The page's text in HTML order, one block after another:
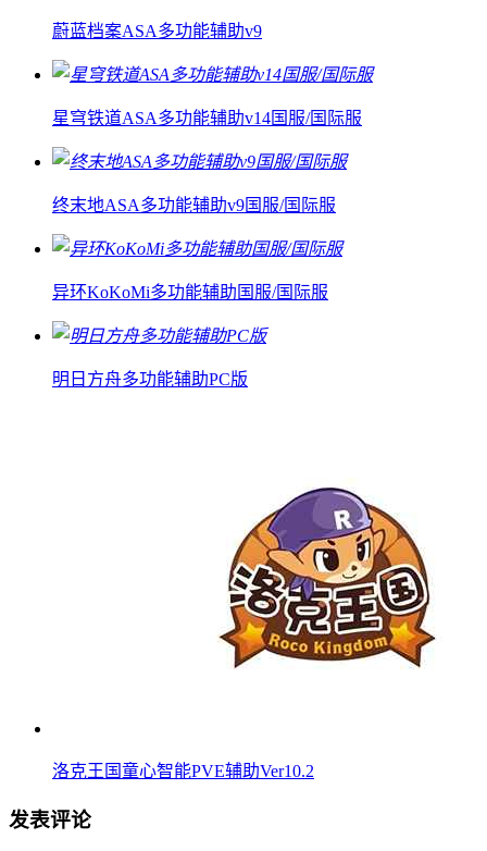
蔚蓝档案ASA多功能辅助v9
星穹铁道ASA多功能辅助v14国服/国际服
终末地ASA多功能辅助v9国服/国际服
异环KoKoMi多功能辅助国服/国际服
明日方舟多功能辅助PC版
洛克王国童心智能PVE辅助Ver10.2
发表评论